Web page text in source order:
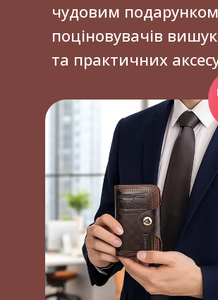
ПРИДБАТИ ЗАРАЗ
чудовим
поціновувачів
та практичних